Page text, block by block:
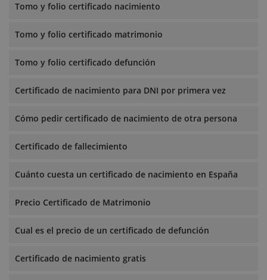
Tomo y folio certificado nacimiento
Tomo y folio certificado matrimonio
Tomo y folio certificado defunción
Certificado de nacimiento para DNI por primera vez
Cómo pedir certificado de nacimiento de otra persona
Certificado de fallecimiento
Cuánto cuesta un certificado de nacimiento en España
Precio Certificado de Matrimonio
Cual es el precio de un certificado de defunción
Certificado de nacimiento gratis